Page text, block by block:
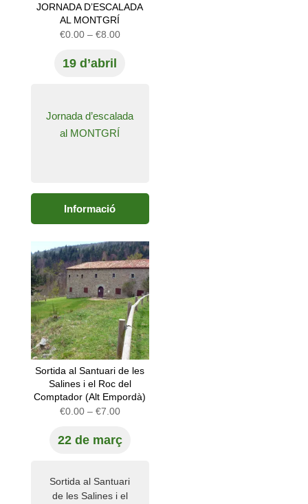
JORNADA D’ESCALADA
AL MONTGRÍ
€0.00 – €8.00Interval
€8.00
19 d’abril
Jornada d’escalada
al MONTGRÍ
Informació
Sortida al Santuari de les
Salines i el Roc del
Comptador (Alt Empordà)
€0.00 – €7.00Interval
preus:
22 de març
Sortida al Santuari
de les Salines i el